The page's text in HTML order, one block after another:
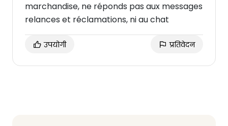
marchandise, ne réponds pas aux messages
relances et réclamations, ni au chat
उपयोगी प्रतिवेदन